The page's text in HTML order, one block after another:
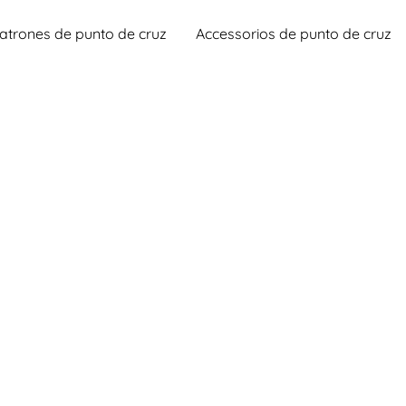
de punto de cruz Accessorios de punto de cruz